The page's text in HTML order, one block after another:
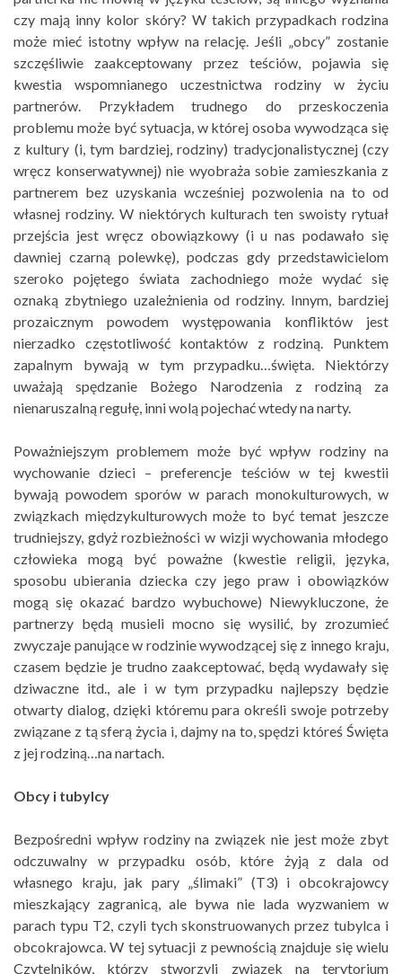
czy mają inny kolor skóry? W takich przypadkach rodzina
może mieć istotny wpływ na relację. Jeśli „obcy” zostanie
szczęśliwie zaakceptowany przez teściów, pojawia się
kwestia wspomnianego uczestnictwa rodziny w życiu
partnerów. Przykładem trudnego do przeskoczenia
problemu może być sytuacja, w której osoba wywodząca się
z kultury (i, tym bardziej, rodziny) tradycjonalistycznej (czy
wręcz konserwatywnej) nie wyobraża sobie zamieszkania z
partnerem bez uzyskania wcześniej pozwolenia na to od
własnej rodziny. W niektórych kulturach ten swoisty rytuał
przejścia jest wręcz obowiązkowy (i u nas podawało się
dawniej czarną polewkę), podczas gdy przedstawicielom
szeroko pojętego świata zachodniego może wydać się
oznaką zbytniego uzależnienia od rodziny. Innym, bardziej
prozaicznym powodem występowania konfliktów jest
nierzadko częstotliwość kontaktów z rodziną. Punktem
zapalnym bywają w tym przypadku…święta. Niektórzy
uważają spędzanie Bożego Narodzenia z rodziną za
nienaruszalną regułę, inni wolą pojechać wtedy na narty.
Poważniejszym problemem może być wpływ rodziny na
wychowanie dzieci – preferencje teściów w tej kwestii
bywają powodem sporów w parach monokulturowych, w
związkach międzykulturowych może to być temat jeszcze
trudniejszy, gdyż rozbieżności w wizji wychowania młodego
człowieka mogą być poważne (kwestie religii, języka,
sposobu ubierania dziecka czy jego praw i obowiązków
mogą się okazać bardzo wybuchowe) Niewykluczone, że
partnerzy będą musieli mocno się wysilić, by zrozumieć
zwyczaje panujące w rodzinie wywodzącej się z innego kraju,
czasem będzie je trudno zaakceptować, będą wydawały się
dziwaczne itd., ale i w tym przypadku najlepszy będzie
otwarty dialog, dzięki któremu para określi swoje potrzeby
związane z tą sferą życia i, dajmy na to, spędzi któreś Święta
z jej rodziną…na nartach.
Obcy i tubylcy
Bezpośredni wpływ rodziny na związek nie jest może zbyt
odczuwalny w przypadku osób, które żyją z dala od
własnego kraju, jak pary „ślimaki” (T3) i obcokrajowcy
mieszkający zagranicą, ale bywa nie lada wyzwaniem w
parach typu T2, czyli tych skonstruowanych przez tubylca i
obcokrajowca. W tej sytuacji z pewnością znajduje się wielu
Czytelników, którzy stworzyli związek na terytorium